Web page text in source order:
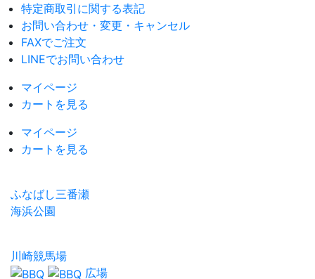
特定商取引に関する表記
お問い合わせ・変更・キャンセル
FAXでご注文
LINEでお問い合わせ
マイページ
カートを見る
マイページ
カートを見る
ふなばし三番瀬
海浜公園
川崎競馬場
広場